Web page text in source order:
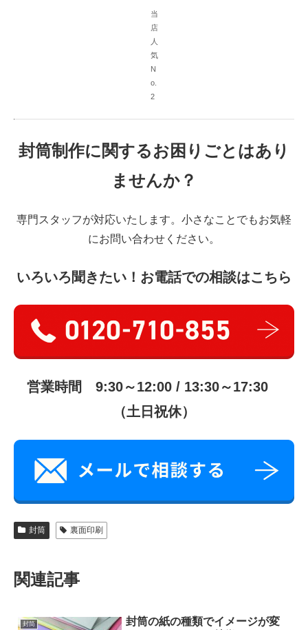
当
店
人
気
N
o.
2
封筒制作に関するお困りごとはあり
ませんか？
専門スタッフが対応いたします。小さなことでもお気軽
にお問い合わせください。
いろいろ聞きたい！お電話での相談はこちら
営業時間 9:30～12:00 / 13:30～17:30
（土日祝休）
封筒 裏面印刷
関連記事
封筒
封筒の紙の種類でイメージが変